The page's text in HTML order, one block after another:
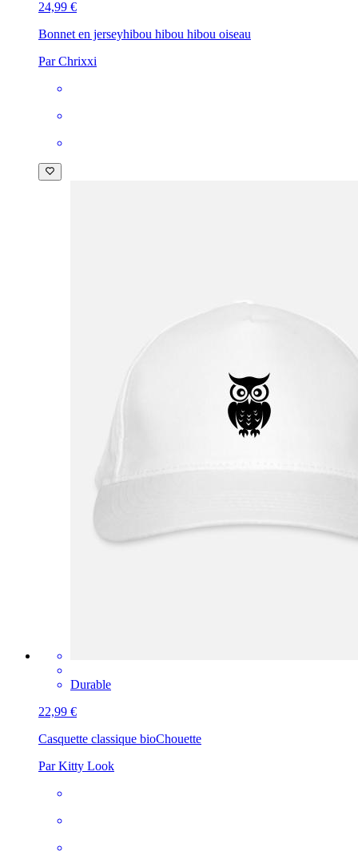
24,99 €
Bonnet en jerseyhibou hibou hibou oiseau
Par Chrixxi
Durable
22,99 €
Casquette classique bioChouette
Par Kitty Look